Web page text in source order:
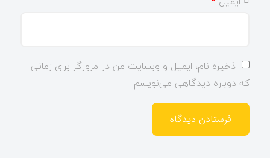
ذخیره نام، ایمیل و وبسایت من در مرورگر برای زمانی
که دوباره دیدگاهی می‌نویسم.